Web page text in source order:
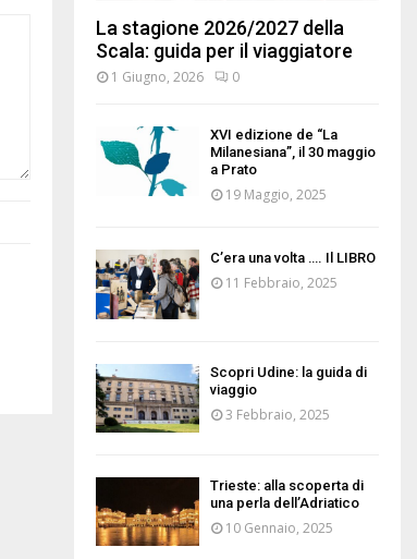
La stagione 2026/2027 della
Scala: guida per il viaggiatore
1 Giugno, 2026 0
XVI edizione de “La
Milanesiana”, il 30 maggio
a Prato
19 Maggio, 2025
C’era una volta …. Il LIBRO
11 Febbraio, 2025
Scopri Udine: la guida di
viaggio
3 Febbraio, 2025
Trieste: alla scoperta di
una perla dell’Adriatico
10 Gennaio, 2025